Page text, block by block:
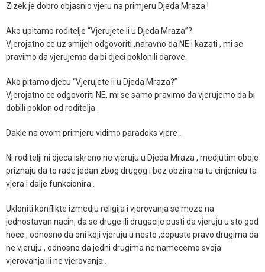
Zizek je dobro objasnio vjeru na primjeru Djeda Mraza !
Ako upitamo roditelje “Vjerujete li u Djeda Mraza”?
Vjerojatno ce uz smijeh odgovoriti ,naravno da NE i kazati , mi se
pravimo da vjerujemo da bi djeci poklonili darove.
Ako pitamo djecu “Vjerujete li u Djeda Mraza?”
Vjerojatno ce odgovoriti NE, mi se samo pravimo da vjerujemo da bi
dobili poklon od roditelja .
Dakle na ovom primjeru vidimo paradoks vjere .
Ni roditelji ni djeca iskreno ne vjeruju u Djeda Mraza , medjutim oboje
priznaju da to rade jedan zbog drugog i bez obzira na tu cinjenicu ta
vjera i dalje funkcionira .
Ukloniti konflikte izmedju religija i vjerovanja se moze na
jednostavan nacin, da se druge ili drugacije pusti da vjeruju u sto god
hoce , odnosno da oni koji vjeruju u nesto ,dopuste pravo drugima da
ne vjeruju , odnosno da jedni drugima ne namecemo svoja
vjerovanja ili ne vjerovanja .